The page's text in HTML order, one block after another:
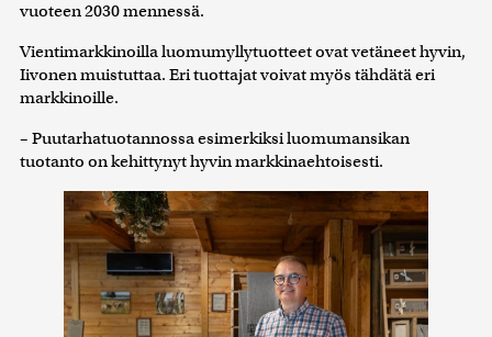
vuoteen 2030 mennessä.
Vientimarkkinoilla luomumyllytuotteet ovat vetäneet hyvin,
Iivonen muistuttaa. Eri tuottajat voivat myös tähdätä eri
markkinoille.
– Puutarhatuotannossa esimerkiksi luomumansikan
tuotanto on kehittynyt hyvin markkinaehtoisesti.